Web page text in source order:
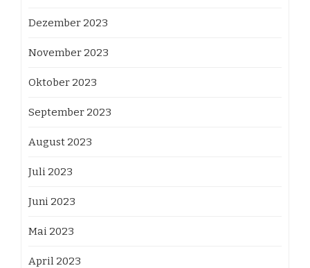
Dezember 2023
November 2023
Oktober 2023
September 2023
August 2023
Juli 2023
Juni 2023
Mai 2023
April 2023